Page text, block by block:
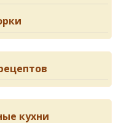
кухни